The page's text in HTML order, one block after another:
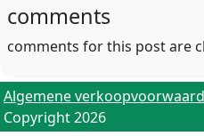
comments
comments for this post are
Algemene
Copyright 2026